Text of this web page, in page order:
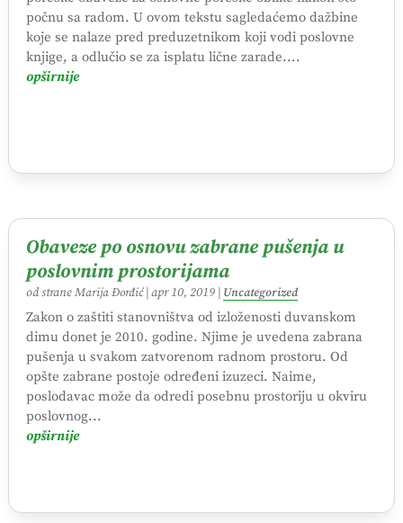
počnu sa radom. U ovom tekstu sagledaćemo dažbine
koje se nalaze pred preduzetnikom koji vodi poslovne
knjige, a odlučio se za isplatu lične zarade....
opširnije
Obaveze po osnovu zabrane pušenja u
poslovnim prostorijama
od straneMarija Đorđić| apr 10, 2019| Uncategorized
Zakon o zaštiti stanovništva od izloženosti duvanskom
dimu donet je 2010. godine. Njime je uvedena zabrana
pušenja u svakom zatvorenom radnom prostoru. Od
opšte zabrane postoje određeni izuzeci. Naime,
poslodavac može da odredi posebnu prostoriju u okviru
poslovnog...
opširnije